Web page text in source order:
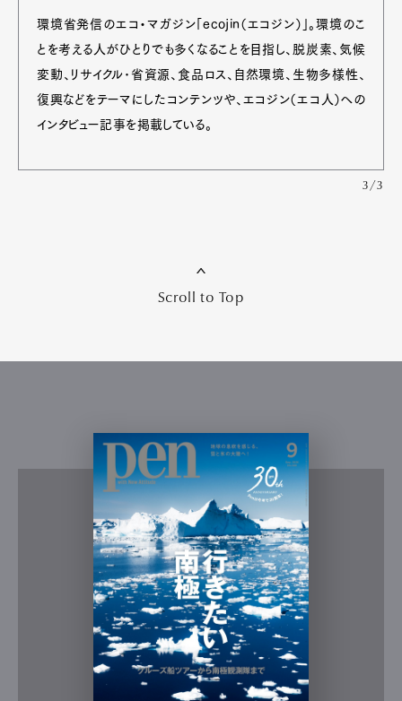
環境省発信のエコ・マガジン「ecojin（エコジン）」。環境のこ
とを考える人がひとりでも多くなることを目指し、脱炭素、気候
変動、リサイクル･省資源、食品ロス、自然環境、生物多様性、
復興などをテーマにしたコンテンツや、エコジン（エコ人）への
インタビュー記事を掲載している。
3/3
Scroll to Top